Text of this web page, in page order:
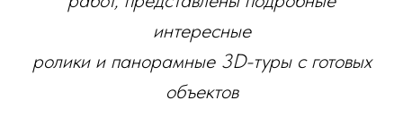
интересные
ролики и панорамные 3D-туры с готовых
объектов